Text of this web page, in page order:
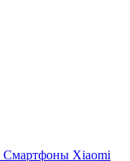
Смартфоны Xiaomi